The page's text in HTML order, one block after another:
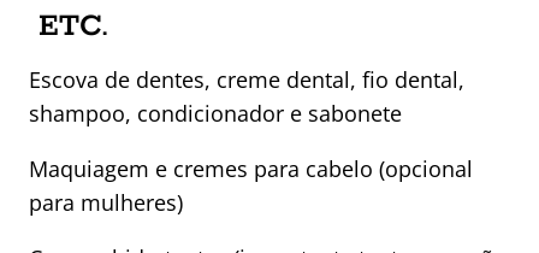
ETC.
Escova de dentes, creme dental, fio dental,
shampoo, condicionador e sabonete
Maquiagem e cremes para cabelo (opcional
para mulheres)